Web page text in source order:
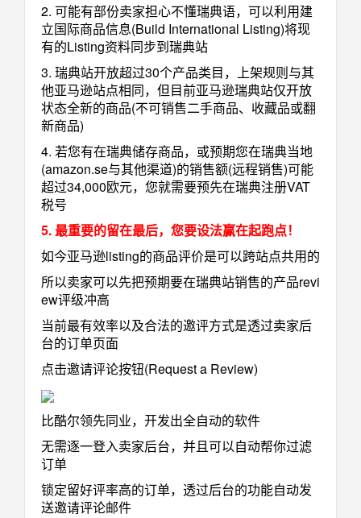
2. 可能有部份卖家担心不懂瑞典语，可以利用建
立国际商品信息(Build International Listing)将现
有的Listing资料同步到瑞典站
3. 瑞典站开放超过30个产品类目，上架规则与其
他亚马逊站点相同，但目前亚马逊瑞典站仅开放
状态全新的商品(不可销售二手商品、收藏品或翻
新商品)
4. 若您有在瑞典储存商品，或预期您在瑞典当地
(amazon.se与其他渠道)的销售额(远程销售)可能
超过34,000欧元，您就需要预先在瑞典注册VAT
税号
5. 最重要的留在最后，您要设法赢在起跑点！
如今亚马逊listing的商品评价是可以跨站点共用的
所以卖家可以先把预期要在瑞典站销售的产品revi
ew评级冲高
当前最有效率以及合法的邀评方式是透过卖家后
台的订单页面
点击邀请评论按钮(Request a Review)
比酷尔领先同业，开发出全自动的软件
无需逐一登入卖家后台，并且可以自动帮你过滤
订单
锁定留好评率高的订单，透过后台的功能自动发
送邀请评论邮件